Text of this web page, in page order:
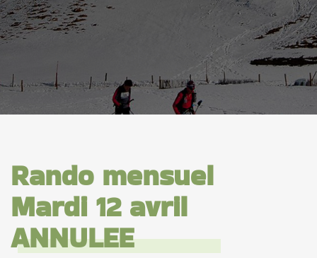
Rando mensuel
Mardi 12 avril
ANNULEE